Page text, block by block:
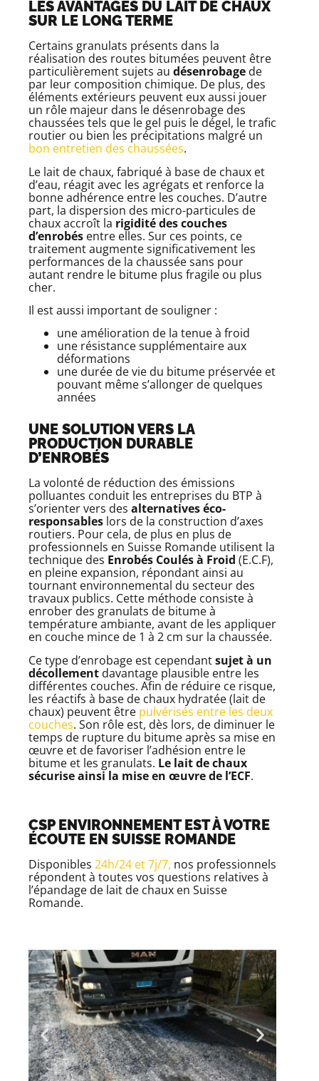
LES AVANTAGES DU LAIT DE CHAUX
SUR LE LONG TERME
Certains granulats présents dans la
réalisation des routes bitumées peuvent être
particulièrement sujets au désenrobage de
par leur composition chimique. De plus, des
éléments extérieurs peuvent eux aussi jouer
un rôle majeur dans le désenrobage des
chaussées tels que le gel puis le dégel, le trafic
routier ou bien les précipitations malgré un
bon entretien des chaussées.
Le lait de chaux, fabriqué à base de chaux et
d’eau, réagit avec les agrégats et renforce la
bonne adhérence entre les couches. D’autre
part, la dispersion des micro-particules de
chaux accroît la rigidité des couches
d’enrobés entre elles. Sur ces points, ce
traitement augmente significativement les
performances de la chaussée sans pour
autant rendre le bitume plus fragile ou plus
cher.
Il est aussi important de souligner :
une amélioration de la tenue à froid
une résistance supplémentaire aux
déformations
une durée de vie du bitume préservée et
pouvant même s’allonger de quelques
années
UNE SOLUTION VERS LA
PRODUCTION DURABLE
D’ENROBÉS
La volonté de réduction des émissions
polluantes conduit les entreprises du BTP à
s’orienter vers des alternatives éco-
responsables lors de la construction d’axes
routiers. Pour cela, de plus en plus de
professionnels en Suisse Romande utilisent la
technique des Enrobés Coulés à Froid (E.C.F),
en pleine expansion, répondant ainsi au
tournant environnemental du secteur des
travaux publics. Cette méthode consiste à
enrober des granulats de bitume à
température ambiante, avant de les appliquer
en couche mince de 1 à 2 cm sur la chaussée.
Ce type d’enrobage est cependantsujet à un
décollement davantage plausible entre les
différentes couches. Afin de réduire ce risque,
les réactifs à base de chaux hydratée (lait de
chaux) peuvent être pulvérisés entre les deux
couches. Son rôle est, dès lors, de diminuer le
temps de rupture du bitume après sa mise en
œuvre et de favoriser l’adhésion entre le
bitume et les granulats. Le lait de chaux
sécurise ainsi la mise en œuvre de l’ECF.
CSP ENVIRONNEMENT EST À VOTRE
ÉCOUTE EN SUISSE ROMANDE
Disponibles 24h/24 et 7j/7, nos professionnels
répondent à toutes vos questions relatives à
l’épandage de lait de chaux en Suisse
Romande.